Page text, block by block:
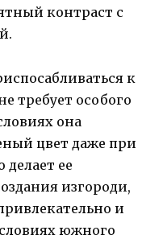
контраст с
к
требует особого
она
цвет даже при
ее
изгороди,
и
южного